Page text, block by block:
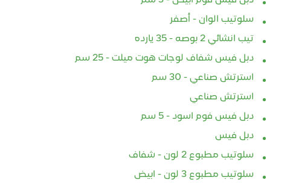
سلوتيب الوان - أصفر
تيب انشائي 2 بوصه - 35 يارده
دبل فيس شفاف لوجات هوت ميلت - 25 سم
استرتش صناعي - 30 سم
استرتش صناعي
دبل فيس فوم اسود - 5 سم
دبل فيس
سلوتيب مطبوع 2 لون - شفاف
سلوتيب مطبوع 3 لون - ابيض